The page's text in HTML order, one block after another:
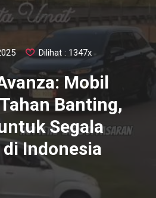
Dilihat : 1347x
Mobil
Banting,
Segala
Indonesia